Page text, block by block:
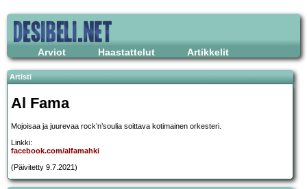
Arviot Haastattelut Artikkelit
Artisti
Al Fama
Mojoisaa ja juurevaa rock’n’soulia soittava kotimainen orkesteri.
Linkki:
facebook.com/alfamahki
(Päivitetty 9.7.2021)